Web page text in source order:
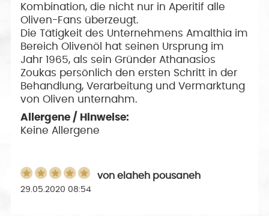
Kombination, die nicht nur in Aperitif alle
Oliven-Fans überzeugt.
Die Tätigkeit des Unternehmens Amalthia im
Bereich Olivenöl hat seinen Ursprung im
Jahr 1965, als sein Gründer Athanasios
Zoukas persönlich den ersten Schritt in der
Behandlung, Verarbeitung und Vermarktung
von Oliven unternahm.
Allergene / Hinweise:
Keine Allergene
vonelaheh pousaneh
29.05.2020 08:54